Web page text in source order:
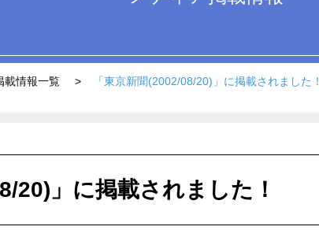
載情報一覧 「東京新聞(2002/08/20)」に掲載されました！
20)」に掲載されました！